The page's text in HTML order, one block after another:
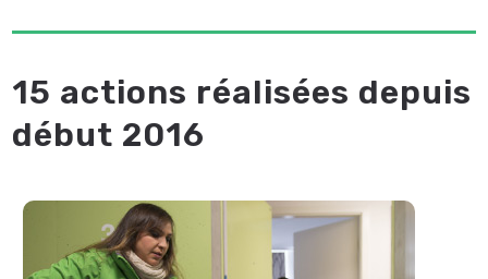
15 actions réalisées depuis
début 2016